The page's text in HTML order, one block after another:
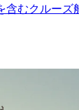
むクルー